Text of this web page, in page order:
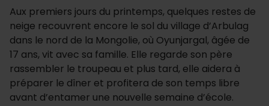
Aux premiers jours du printemps, quelques restes de
neige recouvrent encore le sol du village d’Arbulag
dans le nord de la Mongolie, où Oyunjargal, âgée de
17 ans, vit avec sa famille. Elle regarde son père
rassembler le troupeau et plus tard, elle aidera à
préparer le dîner et profitera de son temps libre
avant d’entamer une nouvelle semaine d’école.